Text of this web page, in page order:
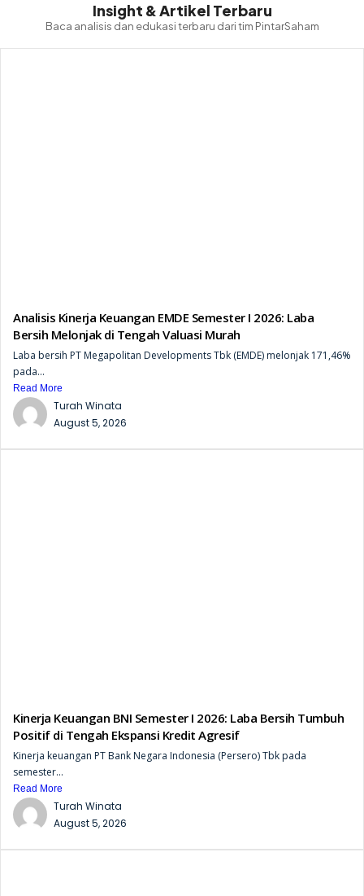
Insight & Artikel Terbaru
Baca analisis dan edukasi terbaru dari tim PintarSaham
Analisis Kinerja Keuangan EMDE Semester I 2026: Laba
Bersih Melonjak di Tengah Valuasi Murah
Laba bersih PT Megapolitan Developments Tbk (EMDE) melonjak 171,46%
pada...
Read More
Turah Winata
August 5, 2026
Kinerja Keuangan BNI Semester I 2026: Laba Bersih Tumbuh
Positif di Tengah Ekspansi Kredit Agresif
Kinerja keuangan PT Bank Negara Indonesia (Persero) Tbk pada
semester...
Read More
Turah Winata
August 5, 2026